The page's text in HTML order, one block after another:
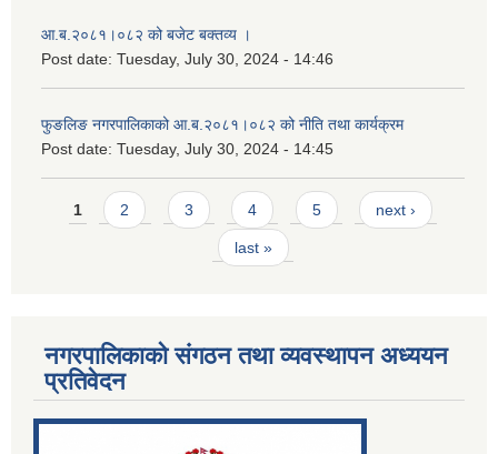
आ.ब.२०८१।०८२ को बजेट बक्तव्य ।
Post date: Tuesday, July 30, 2024 - 14:46
फुङलिङ नगरपालिकाको आ.ब.२०८१।०८२ को नीति तथा कार्यक्रम
Post date: Tuesday, July 30, 2024 - 14:45
Pages
1 2 3 4 5 next ›
last »
नगरपालिकाको संगठन तथा व्यवस्थापन अध्ययन
प्रतिवेदन